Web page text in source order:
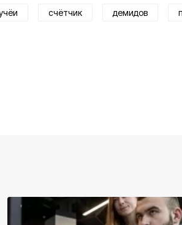
счётчик демидов